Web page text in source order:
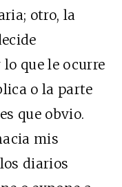
otro, la
que le ocurre
o la parte
que obvio.
mis
diarios